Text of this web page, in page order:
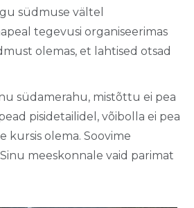
südmuse vältel
tegevusi organiseerimas
olemas, et lahtised otsad
südamerahu, mistõttu ei pea
pisidetailidel, võibolla ei pea
kursis olema. Soovime
meeskonnale vaid parimat